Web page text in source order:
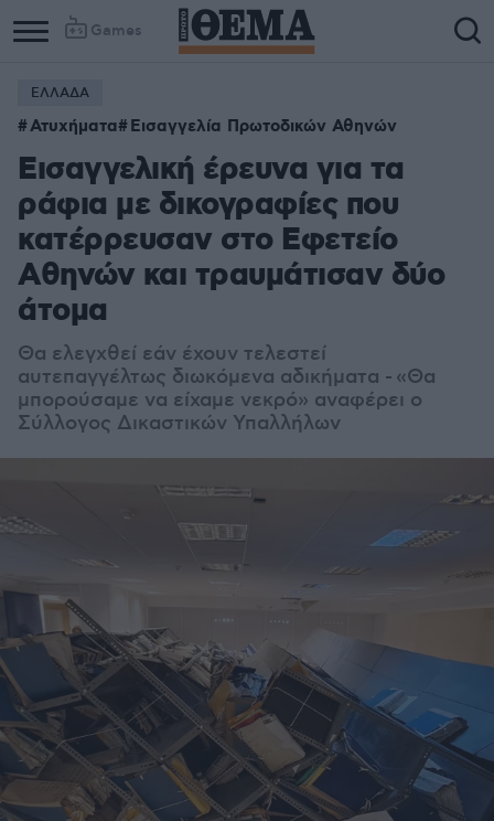
Games
ΕΛΛΑΔΑ
Ατυχήματα Εισαγγελία Πρωτοδικών Αθηνών
Εισαγγελική έρευνα για τα
ράφια με δικογραφίες που
κατέρρευσαν στο Εφετείο
Αθηνών και τραυμάτισαν δύο
άτομα
Θα ελεγχθεί εάν έχουν τελεστεί
αυτεπαγγέλτως διωκόμενα αδικήματα - «Θα
μπορούσαμε να είχαμε νεκρό» αναφέρει ο
Σύλλογος Δικαστικών Υπαλλήλων